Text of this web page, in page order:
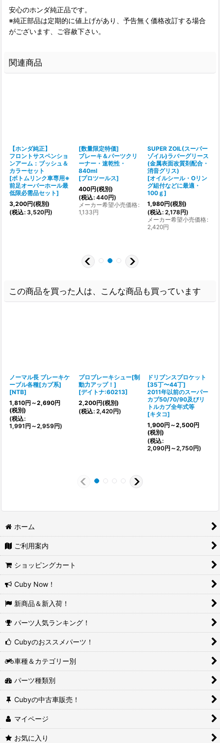
安心のホンダ純正品です。
※純正部品は定期的に値上げがあり、予告無く価格改訂する場合
がございます、ご容赦下さい。
関連商品
【ホンダ純正】
フロントサスペンショ
ンアーム：ブッシュ＆
カラーセット
[ボトムリンク車専用※
前足オーバーホール最
低限必需品セット]
3,200円(税別)
(税込: 3,520円)
[数量限定特価]
ブレーキ＆パーツクリ
ーナー・速乾性・
840ml
[プロツールス]
400円(税別)
(税込: 440円)
メーカー希望小売価格:
1,133円
SUPER ZOIL(スーパー
ゾイル)ラバーグリース
(金属表面改質剤配合・
消音グリス)
[オイルシール・Oリン
グ組付などに最適・
100ｇ]
1,980円(税別)
(税込: 2,178円)
メーカー希望小売価格:
2,420円
この商品を買った人は、こんな商品も買っています
ノーマル長 ブレーキケ
ーブル各種[カブ系]
[NTB]
1,810円 ～2,690円
(税別)
(税込:
1,991円 ～2,959円)
プロブレーキシュー[制
動力アップ！]
[デイトナ:60213]
2,200円(税別)
(税込: 2,420円)
ドリブンスプロケット
[35丁〜44丁]
2011年以前のスーパー
カブ50/70/90及びリ
トルカブ全年式等
[キタコ]
1,900円 ～2,500円
(税別)
(税込:
2,090円 ～2,750円)
ホーム
ご利用案内
ショッピングカート
Cuby Now！
新商品＆新入荷！
パーツ人気ランキング！
Cubyのおススメパーツ！
車種＆カテゴリー別
パーツ種類別
Cubyの中古車販売！
マイページ
お気に入り